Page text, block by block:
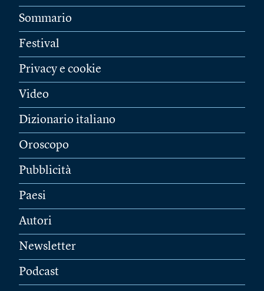
Sommario
Festival
Privacy e cookie
Video
Dizionario italiano
Oroscopo
Pubblicità
Paesi
Autori
Newsletter
Podcast